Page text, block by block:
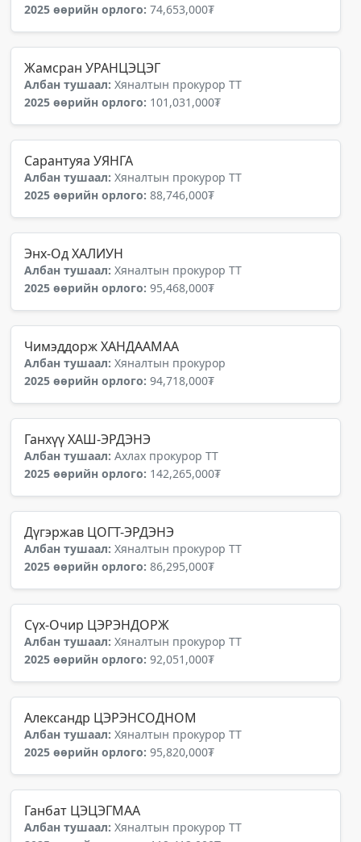
2025 өөрийн орлого: 74,653,000₮
Жамсран УРАНЦЭЦЭГ
Албан тушаал: Хяналтын прокурор ТТ
2025 өөрийн орлого: 101,031,000₮
Сарантуяа УЯНГА
Албан тушаал: Хяналтын прокурор ТТ
2025 өөрийн орлого: 88,746,000₮
Энх-Од ХАЛИУН
Албан тушаал: Хяналтын прокурор ТТ
2025 өөрийн орлого: 95,468,000₮
Чимэддорж ХАНДААМАА
Албан тушаал: Хяналтын прокурор
2025 өөрийн орлого: 94,718,000₮
Ганхүү ХАШ-ЭРДЭНЭ
Албан тушаал: Ахлах прокурор ТТ
2025 өөрийн орлого: 142,265,000₮
Дүгэржав ЦОГТ-ЭРДЭНЭ
Албан тушаал: Хяналтын прокурор ТТ
2025 өөрийн орлого: 86,295,000₮
Сүх-Очир ЦЭРЭНДОРЖ
Албан тушаал: Хяналтын прокурор ТТ
2025 өөрийн орлого: 92,051,000₮
Александр ЦЭРЭНСОДНОМ
Албан тушаал: Хяналтын прокурор ТТ
2025 өөрийн орлого: 95,820,000₮
Ганбат ЦЭЦЭГМАА
Албан тушаал: Хяналтын прокурор ТТ